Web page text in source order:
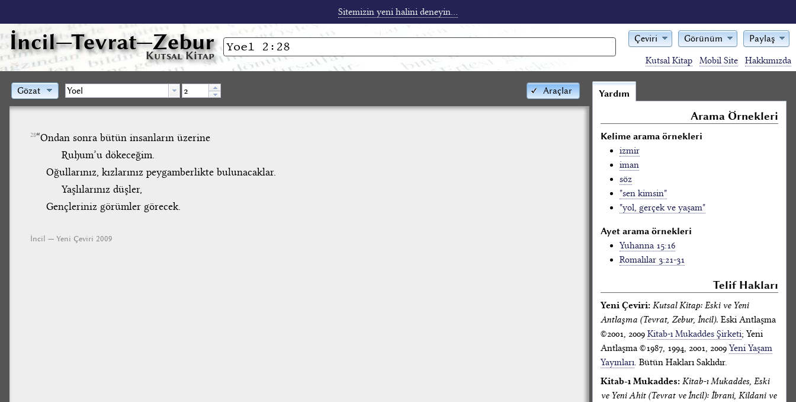
Sitemizin yeni halini deneyin...
İncil—Tevrat—Zebur
Kutsal Kitap
Çeviri Görünüm Paylaş
Kutsal Kitap Mobil Site Hakkımızda
Araçlar
Gözat
28“Ondan sonra bütün insanların üzerine
Ruhum’u dökeceğim.
Oğullarınız, kızlarınız peygamberlikte bulunacaklar.
Yaşlılarınız düşler,
Gençleriniz görümler görecek.
İncil — Yeni Çeviri 2009
Yardım
Arama Örnekleri
Kelime arama örnekleri
izmir
iman
söz
"sen kimsin"
"yol, gerçek ve yaşam"
Ayet arama örnekleri
Yuhanna 15:16
Romalılar 3:21-31
Telif Hakları
Yeni Çeviri: Kutsal Kitap: Eski ve Yeni
Antlaşma (Tevrat, Zebur, İncil). Eski Antlaşma
©2001, 2009 Kitab-ı Mukaddes Şirketi; Yeni
Antlaşma ©1987, 1994, 2001, 2009 Yeni Yaşam
Yayınları. Bütün Hakları Saklıdır.
Kitab-ı Mukaddes: Kitab-ı Mukaddes, Eski
ve Yeni Ahit (Tevrat ve İncil): İbrani, Kildani ve